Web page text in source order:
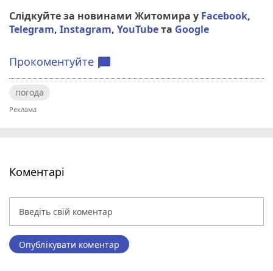
Слідкуйте за новинами Житомира у Facebook,
Telegram, Instagram, YouTubeта Google
Прокоментуйте chat_bubble
погода
Коментарі
Опублікувати коментар